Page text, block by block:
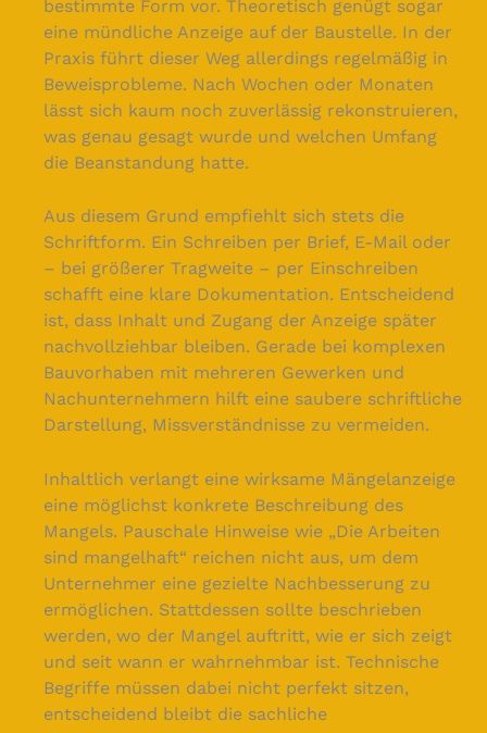
bestimmte Form vor. Theoretisch genügt sogar
eine mündliche Anzeige auf der Baustelle. In der
Praxis führt dieser Weg allerdings regelmäßig in
Beweisprobleme. Nach Wochen oder Monaten
lässt sich kaum noch zuverlässig rekonstruieren,
was genau gesagt wurde und welchen Umfang
die Beanstandung hatte.
Aus diesem Grund empfiehlt sich stets die
Schriftform. Ein Schreiben per Brief, E-Mail oder
– bei größerer Tragweite – per Einschreiben
schafft eine klare Dokumentation. Entscheidend
ist, dass Inhalt und Zugang der Anzeige später
nachvollziehbar bleiben. Gerade bei komplexen
Bauvorhaben mit mehreren Gewerken und
Nachunternehmern hilft eine saubere schriftliche
Darstellung, Missverständnisse zu vermeiden.
Inhaltlich verlangt eine wirksame Mängelanzeige
eine möglichst konkrete Beschreibung des
Mangels. Pauschale Hinweise wie „Die Arbeiten
sind mangelhaft“ reichen nicht aus, um dem
Unternehmer eine gezielte Nachbesserung zu
ermöglichen. Stattdessen sollte beschrieben
werden, wo der Mangel auftritt, wie er sich zeigt
und seit wann er wahrnehmbar ist. Technische
Begriffe müssen dabei nicht perfekt sitzen,
entscheidend bleibt die sachliche